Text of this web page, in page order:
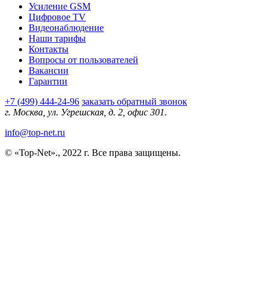
Усиление GSM
Цифровое TV
Видеонаблюдение
Наши тарифы
Контакты
Вопросы от пользователей
Вакансии
Гарантии
+7 (499) 444-24-96 заказать обратный звонок
г. Москва, ул. Угрешская, д. 2, офис 301.
info@top-net.ru
© «Top-Net»., 2022 г. Все права защищены.